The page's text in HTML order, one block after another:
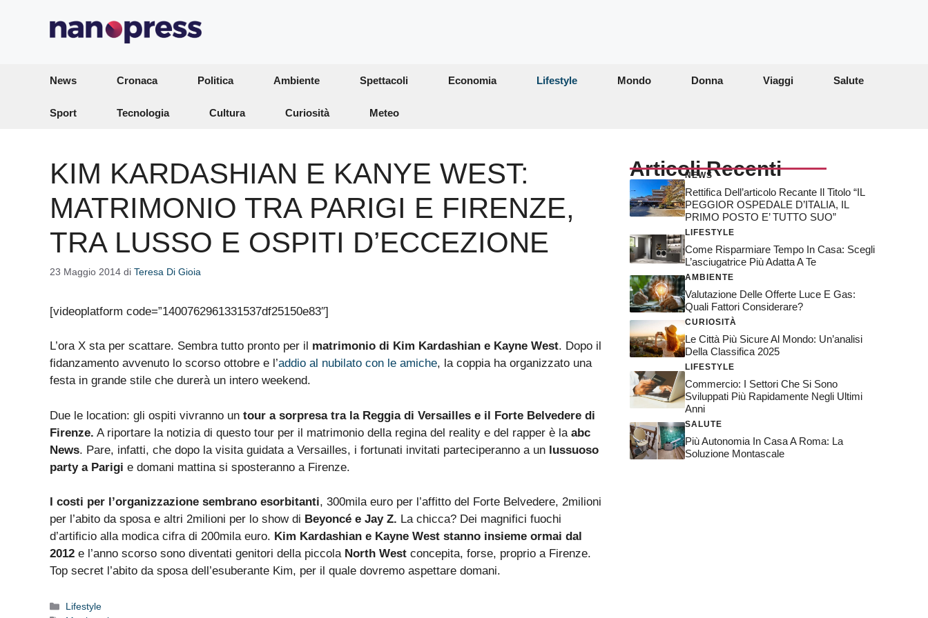
News Cronaca Politica Ambiente Spettacoli Economia Lifestyle Mondo Donna Viaggi Salute
Sport Tecnologia Cultura Curiosità Meteo
KIM KARDASHIAN E KANYE WEST:
MATRIMONIO TRA PARIGI E FIRENZE,
TRA LUSSO E OSPITI D’ECCEZIONE
23 Maggio 2014 di Teresa Di Gioia
[videoplatform code=”1400762961331537df25150e83″]
L’ora X sta per scattare. Sembra tutto pronto per il matrimonio di Kim Kardashian e Kayne West. Dopo il
fidanzamento avvenuto lo scorso ottobre e l’addio al nubilato con le amiche, la coppia ha organizzato una
festa in grande stile che durerà un intero weekend.
Due le location: gli ospiti vivranno un tour a sorpresa tra la Reggia di Versailles e il Forte Belvedere di
Firenze. A riportare la notizia di questo tour per il matrimonio della regina del reality e del rapper è la abc
News. Pare, infatti, che dopo la visita guidata a Versailles, i fortunati invitati parteciperanno a un lussuoso
party a Parigi e domani mattina si sposteranno a Firenze.
I costi per l’organizzazione sembrano esorbitanti, 300mila euro per l’affitto del Forte Belvedere, 2milioni
per l’abito da sposa e altri 2milioni per lo show di Beyoncé e Jay Z. La chicca? Dei magnifici fuochi
d’artificio alla modica cifra di 200mila euro. Kim Kardashian e Kayne West stanno insieme ormai dal
2012 e l’anno scorso sono diventati genitori della piccola North West concepita, forse, proprio a Firenze.
Top secret l’abito da sposa dell’esuberante Kim, per il quale dovremo aspettare domani.
Categorie
Lifestyle
Articoli Recenti
NEWS
Rettifica Dell’articolo Recante Il Titolo “IL
PEGGIOR OSPEDALE D’ITALIA, IL
PRIMO POSTO E’ TUTTO SUO”
LIFESTYLE
Come Risparmiare Tempo In Casa: Scegli
L’asciugatrice Più Adatta A Te
AMBIENTE
Valutazione Delle Offerte Luce E Gas:
Quali Fattori Considerare?
CURIOSITÀ
Le Città Più Sicure Al Mondo: Un’analisi
Della Classifica 2025
LIFESTYLE
Commercio: I Settori Che Si Sono
Sviluppati Più Rapidamente Negli Ultimi
Anni
SALUTE
Più Autonomia In Casa A Roma: La
Soluzione Montascale